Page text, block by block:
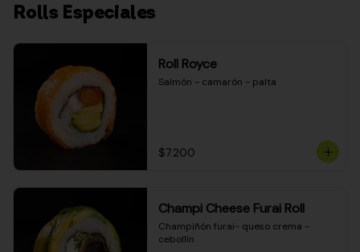
Rolls Especiales
Roll Royce
Salmón - camarón - palta
$7.200
Champi Cheese Furai Roll
Champiñón furai- queso crema -
cebollín